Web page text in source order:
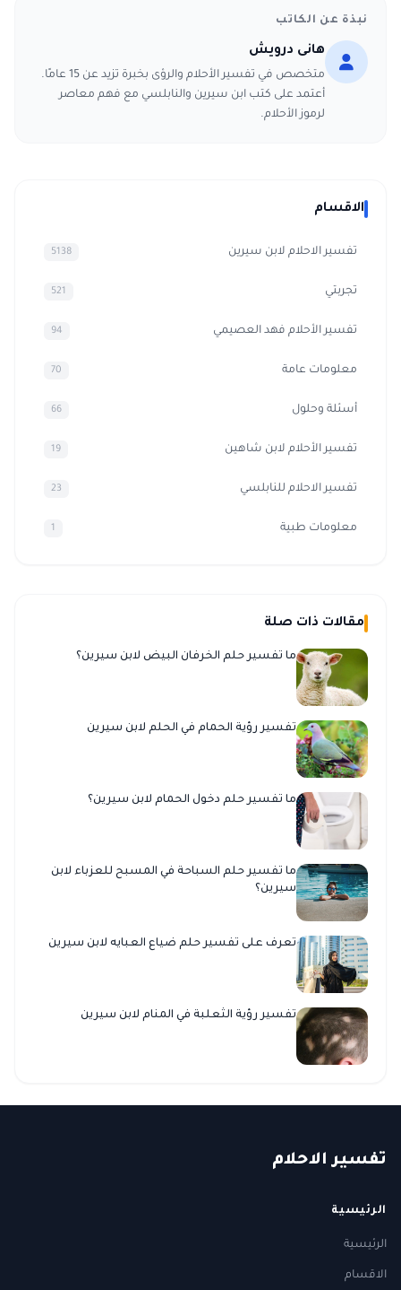
نبذة عن الكاتب
هانى درويش
متخصص في تفسير الأحلام والرؤى بخبرة تزيد عن 15 عامًا.
أعتمد على كتب ابن سيرين والنابلسي مع فهم معاصر
لرموز الأحلام.
الاقسام
تفسير الاحلام لابن سيرين 5138
تجربتي 521
تفسير الأحلام فهد العصيمي 94
معلومات عامة 70
أسئلة وحلول 66
تفسير الأحلام لابن شاهين 19
تفسير الاحلام للنابلسي 23
معلومات طبية 1
مقالات ذات صلة
ما تفسير حلم الخرفان البيض لابن سيرين؟
تفسير رؤية الحمام في الحلم لابن سيرين
ما تفسير حلم دخول الحمام لابن سيرين؟
ما تفسير حلم السباحة في المسبح للعزباء لابن
سيرين؟
تعرف على تفسير حلم ضياع العبايه لابن سيرين
تفسير رؤية الثعلبة في المنام لابن سيرين
تفسير الاحلام
الرئيسية
الرئيسية
الاقسام